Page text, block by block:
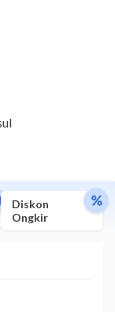
Diskon
Ongkir